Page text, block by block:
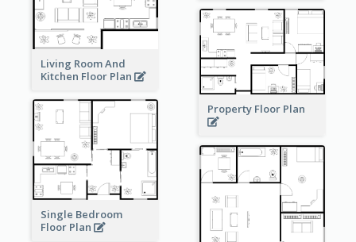
Living Room And
Kitchen Floor Plan
Property Floor Plan
Single Bedroom
Floor Plan